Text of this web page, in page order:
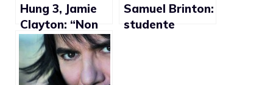
Hung 3, Jamie
Clayton: “Non
tutte le persone
transgender
sono identiche”
Samuel Brinton:
studente